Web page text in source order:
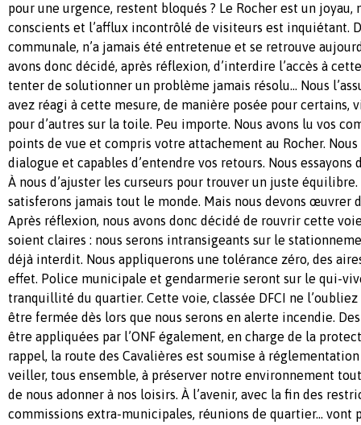
pour une urgence, restent bloqués ? Le Rocher est un joyau,
conscients et l’afflux incontrôlé de visiteurs est inquiétant.
communale, n’a jamais été entretenue et se retrouve
avons donc décidé, après réflexion, d’interdire l’accès à
tenter de solutionner un problème jamais résolu... Nous
avez réagi à cette mesure, de manière posée pour certains,
pour d’autres sur la toile. Peu importe. Nous avons lu vos
points de vue et compris votre attachement au Rocher.
dialogue et capables d’entendre vos retours. Nous essayons
À nous d’ajuster les curseurs pour trouver un juste équilibre.
satisferons jamais tout le monde. Mais nous devons œuvrer
Après réflexion, nous avons donc décidé de rouvrir cette
soient claires : nous serons intransigeants sur le
déjà interdit. Nous appliquerons une tolérance zéro, des
effet. Police municipale et gendarmerie seront sur le qui-
tranquillité du quartier. Cette voie, classée DFCI ne
être fermée dès lors que nous serons en alerte incendie.
être appliquées par l’ONF également, en charge de la
rappel, la route des Cavalières est soumise à réglementation
veiller, tous ensemble, à préserver notre environnement
de nous adonner à nos loisirs. À l’avenir, avec la fin des
commissions extra-municipales, réunions de quartier… vont